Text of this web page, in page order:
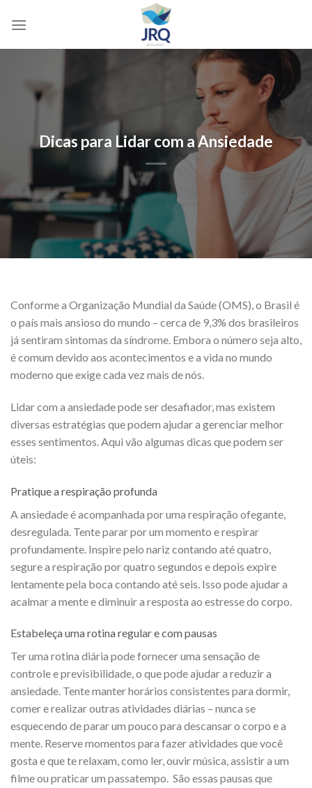
Dicas para Lidar com a Ansiedade
Conforme a Organização Mundial da Saúde (OMS), o Brasil é
o país mais ansioso do mundo – cerca de 9,3% dos brasileiros
já sentiram sintomas da síndrome. Embora o número seja alto,
é comum devido aos acontecimentos e a vida no mundo
moderno que exige cada vez mais de nós.
Lidar com a ansiedade pode ser desafiador, mas existem
diversas estratégias que podem ajudar a gerenciar melhor
esses sentimentos. Aqui vão algumas dicas que podem ser
úteis:
Pratique a respiração profunda
A ansiedade é acompanhada por uma respiração ofegante,
desregulada. Tente parar por um momento e respirar
profundamente. Inspire pelo nariz contando até quatro,
segure a respiração por quatro segundos e depois expire
lentamente pela boca contando até seis. Isso pode ajudar a
acalmar a mente e diminuir a resposta ao estresse do corpo.
Estabeleça uma rotina regular e com pausas
Ter uma rotina diária pode fornecer uma sensação de
controle e previsibilidade, o que pode ajudar a reduzir a
ansiedade. Tente manter horários consistentes para dormir,
comer e realizar outras atividades diárias – nunca se
esquecendo de parar um pouco para descansar o corpo e a
mente. Reserve momentos para fazer atividades que você
gosta e que te relaxam, como ler, ouvir música, assistir a um
filme ou praticar um passatempo. São essas pausas que